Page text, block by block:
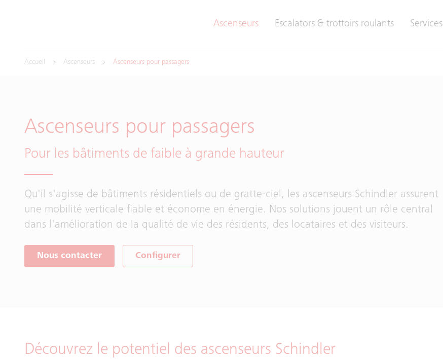
Ascenseurs Escalators & trottoirs roulants Services
Accueil Ascenseurs Ascenseurs pour passagers
Ascenseurs pour passagers
Pour les bâtiments de faible à grande hauteur
Qu'il s'agisse de bâtiments résidentiels ou de gratte-ciel, les ascenseurs Schindler assurent
une mobilité verticale fiable et économe en énergie. Nos solutions jouent un rôle central
dans l'amélioration de la qualité de vie des résidents, des locataires et des visiteurs.
Nous contacter Configurer
Découvrez le potentiel des ascenseurs Schindler